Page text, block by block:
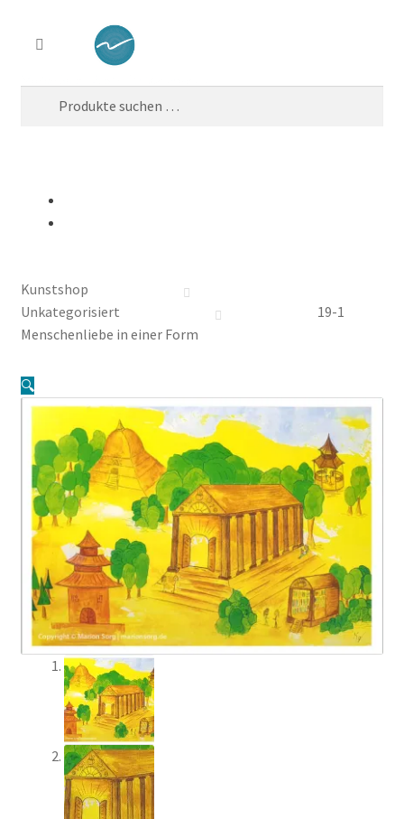
Navigation
Inhalt
Datenschutz
Mein Konto
Richtlinie für Rückerstattungen und Rückgaben
Sample Page
Warenkorb
Kunstshop
Unkategorisiert
19-1
Menschenliebe in einer Form
🔍